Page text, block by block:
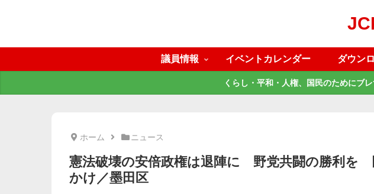
議員情報 イベントカレンダー ダウン
くらし・平和・人権、国民のためにブ
ホーム ニュース
憲法破壊の安倍政権は退陣に 野党共闘の勝利を
かけ／墨田区